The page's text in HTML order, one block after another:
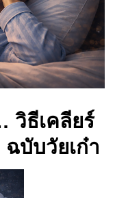
วิธีเคลียร์
บับวัยเก๋า